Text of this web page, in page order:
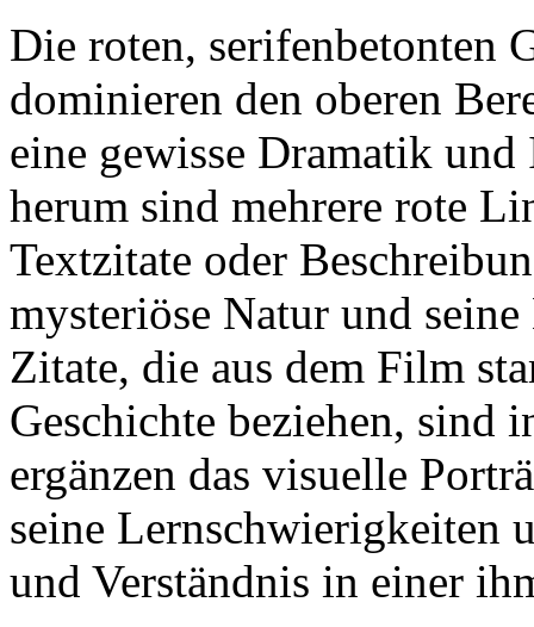
Die roten, serifenbetonten
dominieren den oberen
eine gewisse Dramatik
herum sind mehrere rote
Textzitate oder
mysteriöse Natur und
Zitate, die aus dem Film
Geschichte beziehen, sind
ergänzen das visuelle
seine Lernschwierigkeiten
und Verständnis in einer